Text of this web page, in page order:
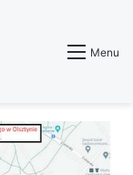
Menu